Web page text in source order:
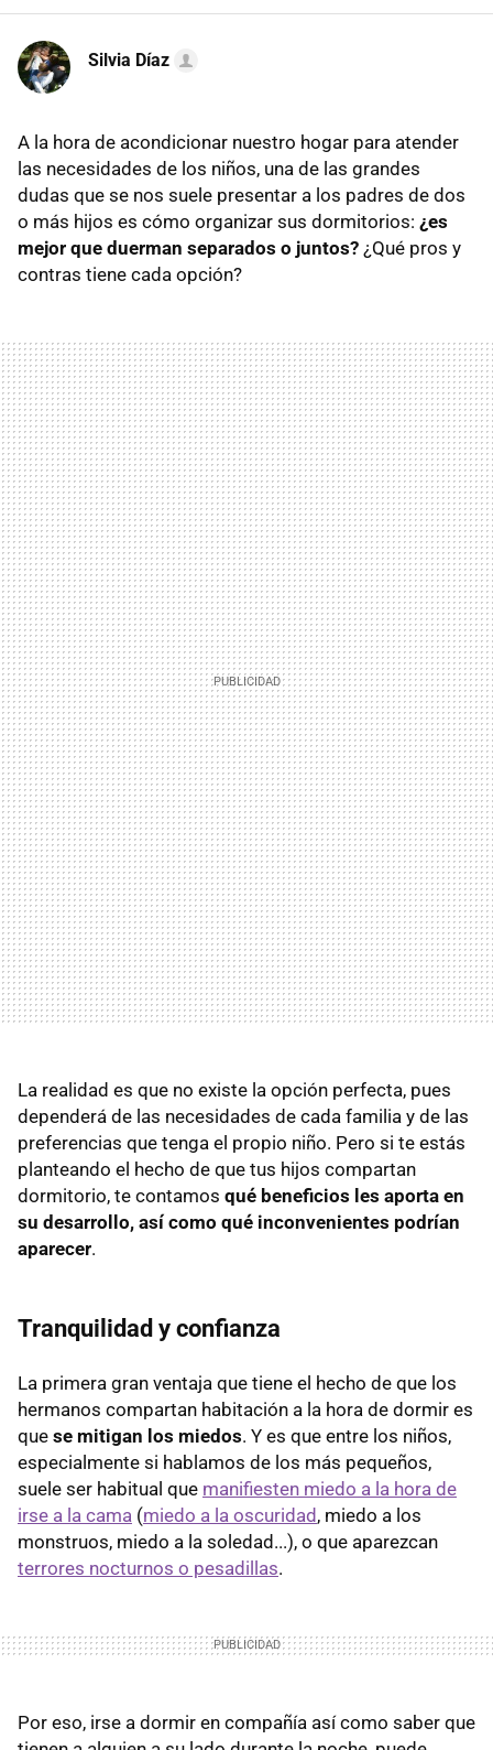
Silvia Díaz
A la hora de acondicionar nuestro hogar para atender
las necesidades de los niños, una de las grandes
dudas que se nos suele presentar a los padres de dos
o más hijos es cómo organizar sus dormitorios: ¿es
mejor que duerman separados o juntos? ¿Qué pros y
contras tiene cada opción?
La realidad es que no existe la opción perfecta, pues
dependerá de las necesidades de cada familia y de las
preferencias que tenga el propio niño. Pero si te estás
planteando el hecho de que tus hijos compartan
dormitorio, te contamos qué beneficios les aporta en
su desarrollo, así como qué inconvenientes podrían
aparecer.
Tranquilidad y confianza
La primera gran ventaja que tiene el hecho de que los
hermanos compartan habitación a la hora de dormir es
que se mitigan los miedos. Y es que entre los niños,
especialmente si hablamos de los más pequeños,
suele ser habitual que manifiesten miedo a la hora de
irse a la cama (miedo a la oscuridad, miedo a los
monstruos, miedo a la soledad...), o que aparezcan
terrores nocturnos o pesadillas.
Por eso, irse a dormir en compañía así como saber que